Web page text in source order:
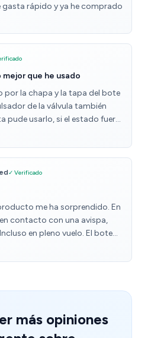
gasta rápido y ya he comprado
que he usado
por la chapa y la tapa del bote
de la válvula también
pude usarlo, si el estado fuera
y pediría otra marca, lo use
del tamaño de una bola
entrada de casa con peligro
de noche (cuando todas están
Al pulsar el aerosol el
no tuvieron ninguna
nido, con otros que he
siempre alguna llegaba a
para acabar con
solamente no, se
✓ Verificado
me ha sorprendido. En
contacto con una avispa,
en pleno vuelo. El bote
permite alcanzar nidos a
a 2-3 metros sin
más opiniones